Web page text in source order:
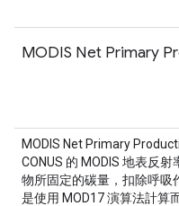
MODIS Net Primary
MODIS Net Primary
CONUS 的 MODIS 地表反
物所固定的碳量，扣除呼吸
是使用 MOD17 演算法計算